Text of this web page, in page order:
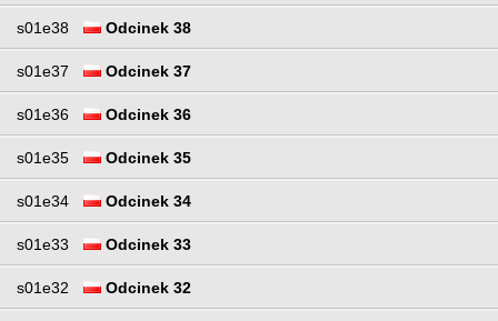
s01e38 Odcinek 38
s01e37 Odcinek 37
s01e36 Odcinek 36
s01e35 Odcinek 35
s01e34 Odcinek 34
s01e33 Odcinek 33
s01e32 Odcinek 32